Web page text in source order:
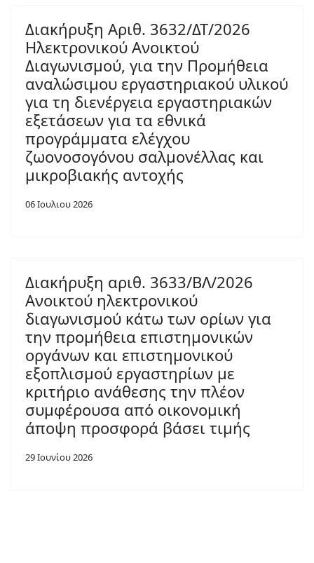
Διακήρυξη Αριθ. 3632/ΔΤ/2026
Ηλεκτρονικού Ανοικτού
Διαγωνισμού, για την Προμήθεια
αναλώσιμου εργαστηριακού υλικού
για τη διενέργεια εργαστηριακών
εξετάσεων για τα εθνικά
προγράμματα ελέγχου
ζωονοσογόνου σαλμονέλλας και
μικροβιακής αντοχής
06 Ιουλιου 2026
Διακήρυξη αριθ. 3633/ΒΛ/2026
Ανοικτού ηλεκτρονικού
διαγωνισμού κάτω των ορίων για
την προμήθεια επιστημονικών
οργάνων και επιστημονικού
εξοπλισμού εργαστηρίων με
κριτήριο ανάθεσης την πλέον
συμφέρουσα από οικονομική
άποψη προσφορά βάσει τιμής
29 Ιουνίου 2026